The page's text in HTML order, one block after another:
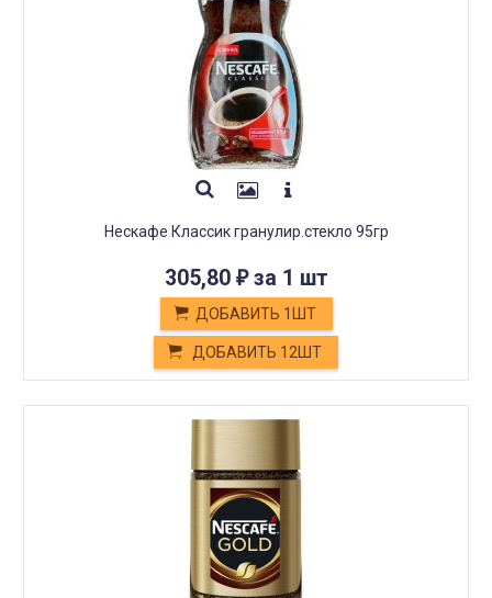
Нескафе Классик гранулир.стекло 95гр
305,80 ₽за 1 шт
ДОБАВИТЬ 1ШТ
ДОБАВИТЬ 12ШТ